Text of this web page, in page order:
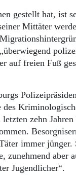
gestellt hat, ist
Mittäter
auf freien Fuß
des
zehn
immer jünger.
zunehmend aber
Jugendlicher“.